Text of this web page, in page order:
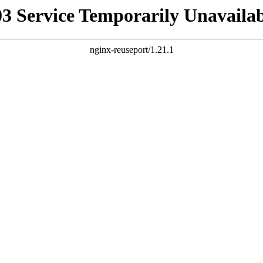
Service Temporarily
nginx-reuseport/1.21.1